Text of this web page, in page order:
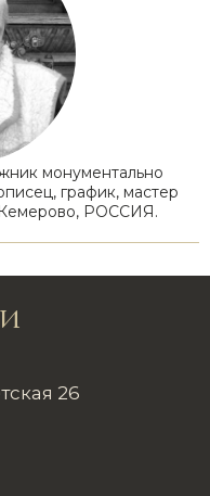
монументально
график, мастер
Кемерово, РОССИЯ.
26